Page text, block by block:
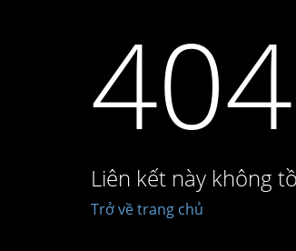
404
Liên kết này không
Trở về trang chủ